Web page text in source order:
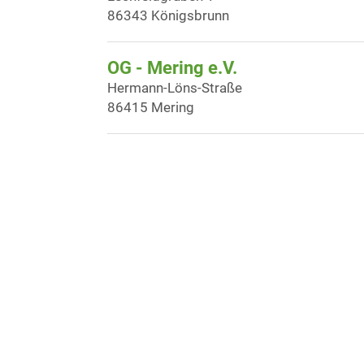
86343 Königsbrunn
OG - Mering e.V.
Hermann-Löns-Straße
86415 Mering